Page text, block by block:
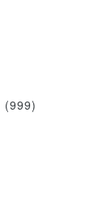
(999)